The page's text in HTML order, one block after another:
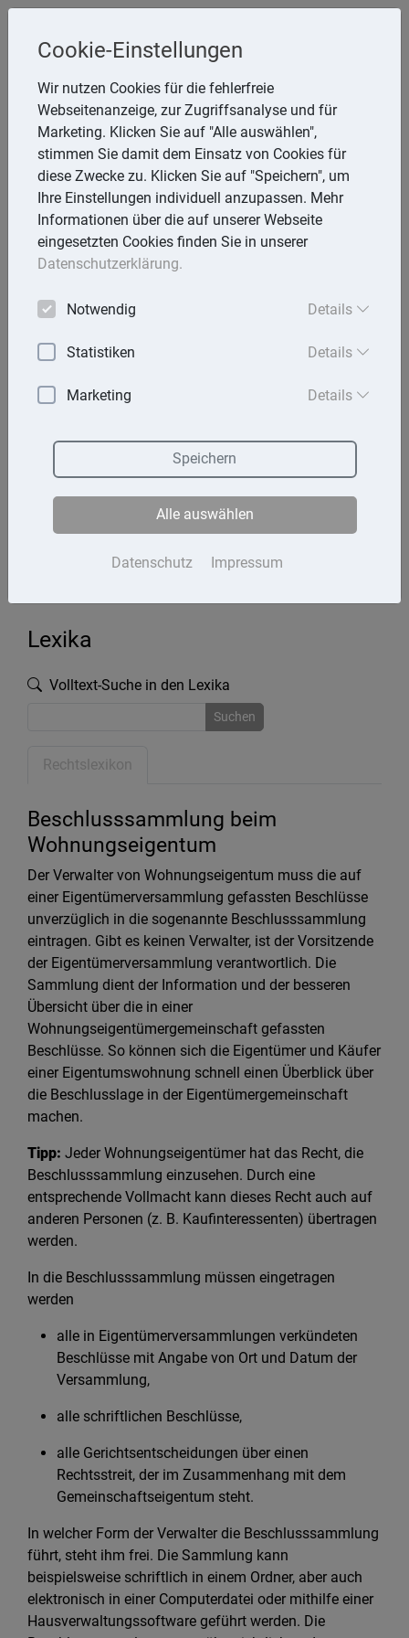
Steuerberaterin
Angela Reining
Aßmannstr. 64, 12587 Berlin
Telefon: 30 577970 -40
E-Mail:reining@steuerberaterinreining.de
Startseite
Kontakt
Datenschutz
Lexika
Volltext-Suche in den Lexika
Suchen
Rechtslexikon
Beschlusssammlung beim
Wohnungseigentum
Der Verwalter von Wohnungseigentum muss die auf
einer Eigentümerversammlung gefassten Beschlüsse
unverzüglich in die sogenannte Beschlusssammlung
eintragen. Gibt es keinen Verwalter, ist der Vorsitzende
der Eigentümerversammlung verantwortlich. Die
Sammlung dient der Information und der besseren
Übersicht über die in einer
Wohnungseigentümergemeinschaft gefassten
Beschlüsse. So können sich die Eigentümer und Käufer
einer Eigentumswohnung schnell einen Überblick über
die Beschlusslage in der Eigentümergemeinschaft
machen.
Tipp: Jeder Wohnungseigentümer hat das Recht, die
Beschlusssammlung einzusehen. Durch eine
entsprechende Vollmacht kann dieses Recht auch auf
anderen Personen (z. B. Kaufinteressenten) übertragen
werden.
In die Beschlusssammlung müssen eingetragen
werden
alle in Eigentümerversammlungen verkündeten
Beschlüsse mit Angabe von Ort und Datum der
Versammlung,
alle schriftlichen Beschlüsse,
alle Gerichtsentscheidungen über einen
Rechtsstreit, der im Zusammenhang mit dem
Gemeinschaftseigentum steht.
In welcher Form der Verwalter die Beschlusssammlung
führt, steht ihm frei. Die Sammlung kann
beispielsweise schriftlich in einem Ordner, aber auch
elektronisch in einer Computerdatei oder mithilfe einer
Hausverwaltungssoftware geführt werden. Die
Cookie-Einstellungen
Wir nutzen Cookies für die fehlerfreie
Webseitenanzeige, zur Zugriffsanalyse und für
Marketing. Klicken Sie auf "Alle auswählen",
stimmen Sie damit dem Einsatz von Cookies für
diese Zwecke zu. Klicken Sie auf "Speichern", um
Ihre Einstellungen individuell anzupassen. Mehr
Informationen über die auf unserer Webseite
eingesetzten Cookies finden Sie in unserer
Datenschutzerklärung.
Notwendig Details
Statistiken Details
Marketing Details
Datenschutz Impressum
Speichern
Alle auswählen